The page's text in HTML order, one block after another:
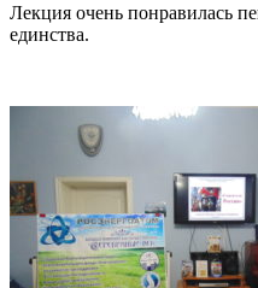
Лекция очень понравилась
единства.